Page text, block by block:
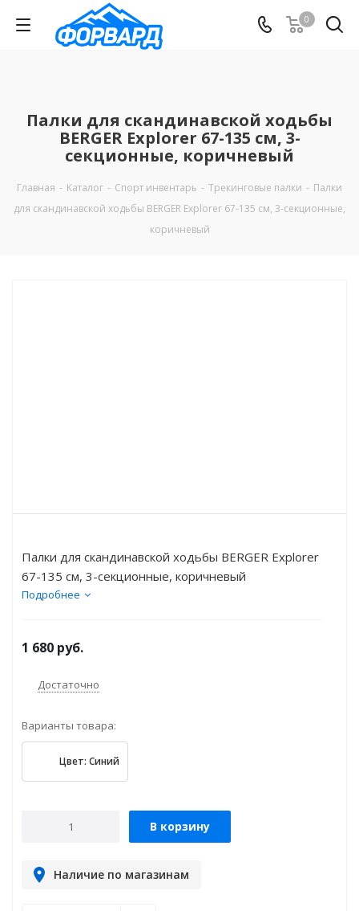
0
Палки для скандинавской ходьбы
BERGER Explorer 67-135 см, 3-
секционные, коричневый
Главная - Каталог - Спорт инвентарь - Трекинговые палки - Палки
для скандинавской ходьбы BERGER Explorer 67-135 см, 3-секционные,
коричневый
Палки для скандинавской ходьбы BERGER Explorer
67-135 см, 3-секционные, коричневый
Подробнее
1 680 руб.
Достаточно
Варианты товара:
Цвет: Синий
В корзину
Наличие по магазинам